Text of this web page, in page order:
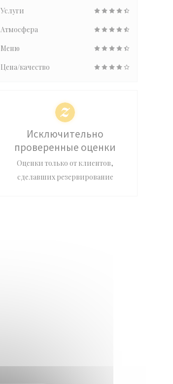
Услуги
Атмосфера
Меню
Цена/качество
Исключительно
проверенные оценки
Оценки только от клиентов,
сделавших резервирование